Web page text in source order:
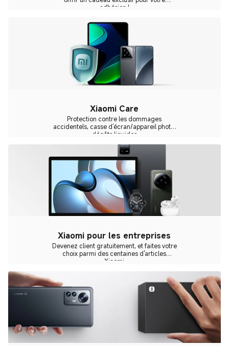
adhésion !
Xiaomi Care
Protection contre les dommages
accidentels, casse d’écran/appareil photo,
dégâts liquides
Xiaomi pour les entreprises
Devenez client gratuitement, et faites votre
choix parmi des centaines d'articles
Xiaomi